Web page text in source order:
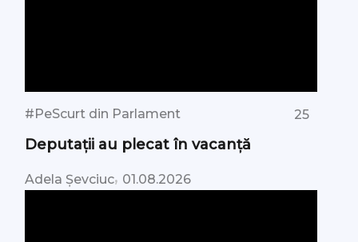
#PeScurt din Parlament 25
Deputații au plecat în vacanță
Adela Șevciuc, 01.08.2026